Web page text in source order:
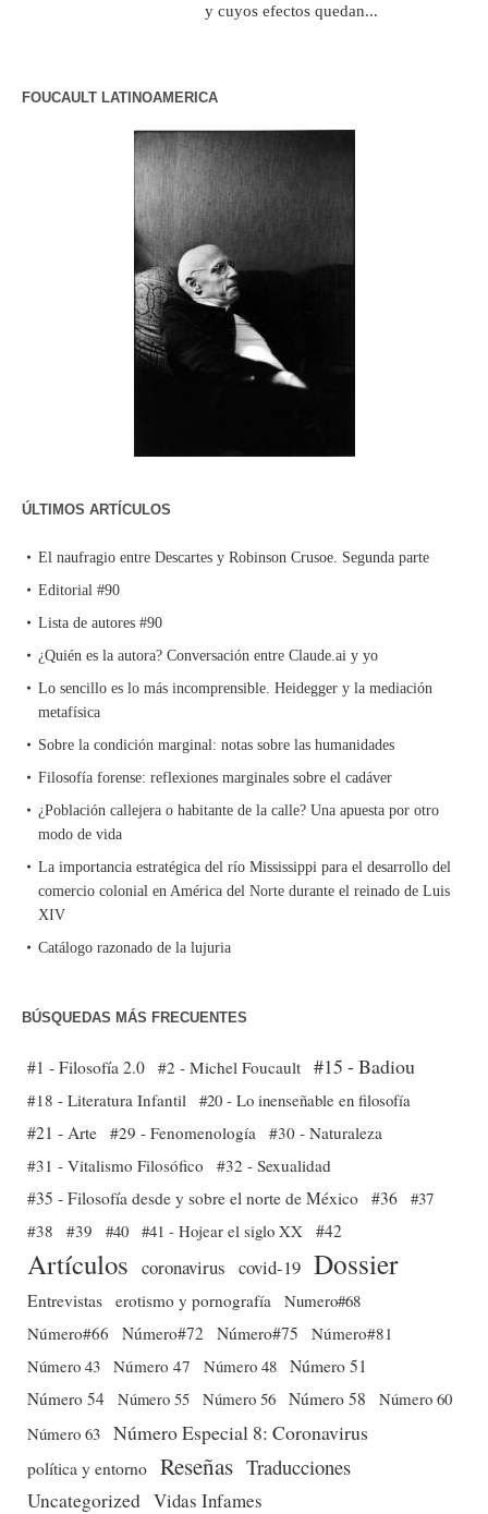
y cuyos efectos quedan...
FOUCAULT LATINOAMERICA
ÚLTIMOS ARTÍCULOS
El naufragio entre Descartes y Robinson Crusoe. Segunda parte
Editorial #90
Lista de autores #90
¿Quién es la autora? Conversación entre Claude.ai y yo
Lo sencillo es lo más incomprensible. Heidegger y la mediación
metafísica
Sobre la condición marginal: notas sobre las humanidades
Filosofía forense: reflexiones marginales sobre el cadáver
¿Población callejera o habitante de la calle? Una apuesta por otro
modo de vida
La importancia estratégica del río Mississippi para el desarrollo del
comercio colonial en América del Norte durante el reinado de Luis
XIV
Catálogo razonado de la lujuria
BÚSQUEDAS MÁS FRECUENTES
#1 - Filosofía 2.0 #2 - Michel Foucault #15 - Badiou
#18 - Literatura Infantil #20 - Lo inenseñable en filosofía
#21 - Arte #29 - Fenomenología
#30 - Naturaleza
#31 - Vitalismo Filosófico
#32 - Sexualidad
#35 - Filosofía desde y sobre el norte de México #36 #37
#38
#39 #40 #41 - Hojear el siglo XX #42
Artículos coronavirus covid-19 Dossier
Entrevistas erotismo y pornografía
Numero#68
Número#66
Número#72 Número#75
Número#81
Número 43 Número 47 Número 48 Número 51
Número 54 Número 55 Número 56 Número 58
Número 60
Número 63 Número Especial 8: Coronavirus
política y entorno Reseñas Traducciones
Uncategorized Vidas Infames